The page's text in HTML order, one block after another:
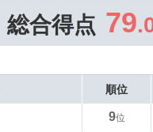
総合得点 79
順位
9位